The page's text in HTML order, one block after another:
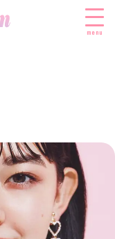
menu